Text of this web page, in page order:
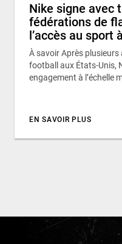
Nike signe avec
fédérations de
l’accès au sport
À savoir Après plusieurs
football aux États-Unis,
engagement à l’échelle
EN SAVOIR PLUS